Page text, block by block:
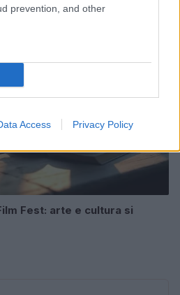
prevention, and other
Access Privacy Policy
Fest: arte e cultura si